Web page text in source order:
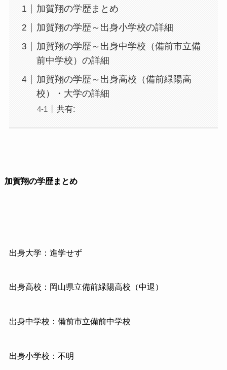
加賀翔の学歴まとめ
加賀翔の学歴～出身小学校の詳細
加賀翔の学歴～出身中学校（備前市立備
前中学校）の詳細
加賀翔の学歴～出身高校（備前緑陽高
校）・大学の詳細
共有:
加賀翔の学歴まとめ
出身大学：進学せず
出身高校：岡山県立備前緑陽高校（中退）
出身中学校：備前市立備前中学校
出身小学校：不明